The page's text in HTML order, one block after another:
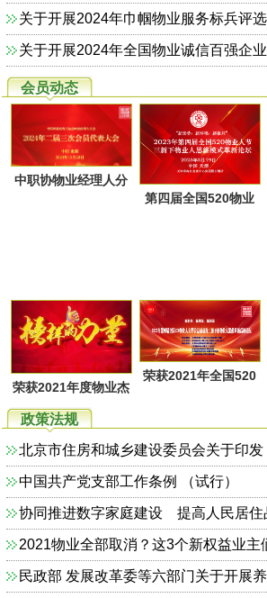
关于开展2024年巾帼物业服务标兵评
会员动态
中职协物业经理人分
第四届全国520物业
荣获2021年度物业杰
出职业经理人系列活
动评选名单
荣获2021年全国520
列评选名单
政策法规
中国共产党支部工作条例 （试行）
2021物业全部取消？这3个新权益业主